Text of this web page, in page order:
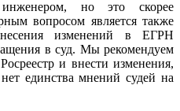
инженером, но это скорее
вопросом является также
изменений в ЕГРН
в суд. Мы рекомендуем
и внести изменения,
единства мнений судей на